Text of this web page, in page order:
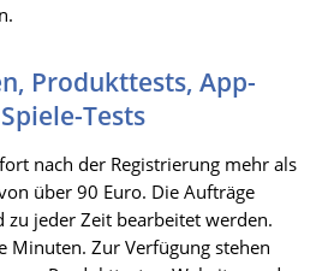
Produkttests, App-
Tests
nach der Registrierung mehr als
über 90 Euro. Die Aufträge
jeder Zeit bearbeitet werden.
Minuten. Zur Verfügung stehen